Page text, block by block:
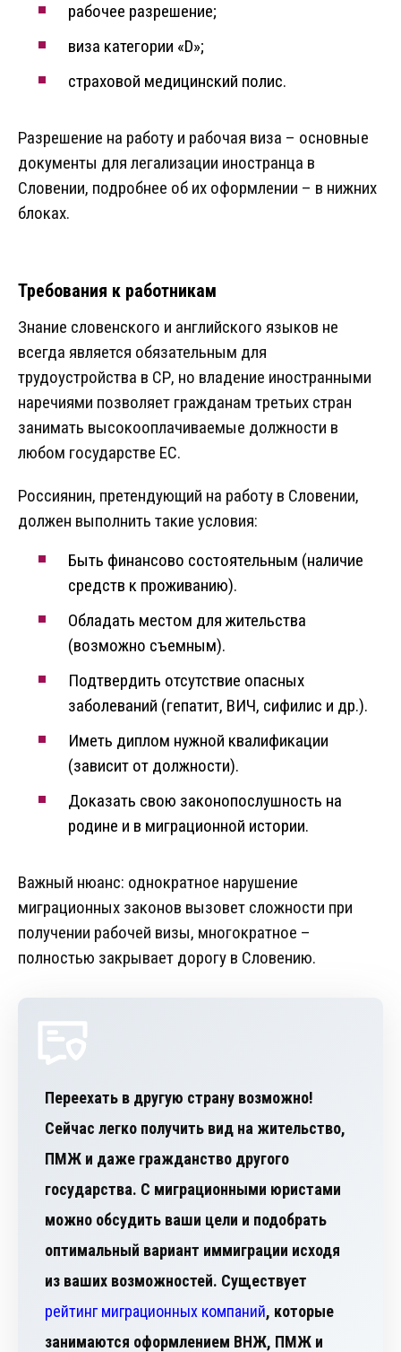
рабочее разрешение;
виза категории «D»;
страховой медицинский полис.
Разрешение на работу и рабочая виза – основные
документы для легализации иностранца в
Словении, подробнее об их оформлении – в нижних
блоках.
Требования к работникам
Знание словенского и английского языков не
всегда является обязательным для
трудоустройства в СР, но владение иностранными
наречиями позволяет гражданам третьих стран
занимать высокооплачиваемые должности в
любом государстве ЕС.
Россиянин, претендующий на работу в Словении,
должен выполнить такие условия:
Быть финансово состоятельным (наличие
средств к проживанию).
Обладать местом для жительства
(возможно съемным).
Подтвердить отсутствие опасных
заболеваний (гепатит, ВИЧ, сифилис и др.).
Иметь диплом нужной квалификации
(зависит от должности).
Доказать свою законопослушность на
родине и в миграционной истории.
Важный нюанс: однократное нарушение
миграционных законов вызовет сложности при
получении рабочей визы, многократное –
полностью закрывает дорогу в Словению.
Переехать в другую страну возможно!
Сейчас легко получить вид на жительство,
ПМЖ и даже гражданство другого
государства. С миграционными юристами
можно обсудить ваши цели и подобрать
оптимальный вариант иммиграции исходя
из ваших возможностей. Существует
рейтинг миграционных компаний, которые
занимаются оформлением ВНЖ, ПМЖ и